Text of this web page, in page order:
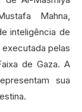
Mahna,
inteligência de
pelas
de Gaza. A
sua